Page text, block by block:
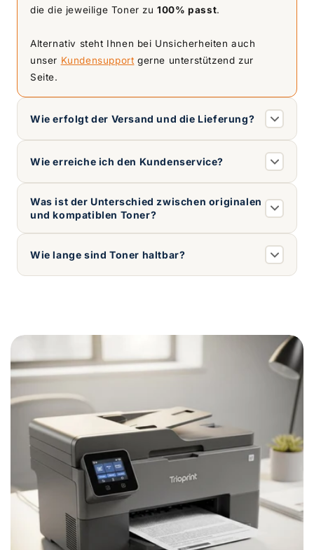
die die jeweilige Toner zu100% passt.
Alternativ steht Ihnen bei Unsicherheiten auch
unser Kundensupport gerne unterstützend zur
Seite.
Wie erfolgt der Versand und die Lieferung?
Wie erreiche ich den Kundenservice?
Was ist der Unterschied zwischen originalen
und kompatiblen Toner?
Wie lange sind Toner haltbar?